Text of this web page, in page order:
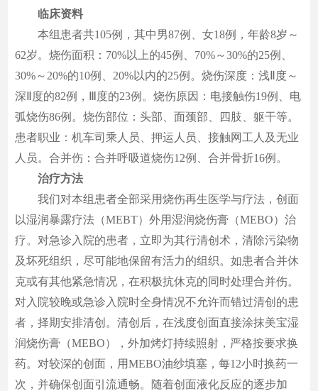
临床资料
本组患者共105例，其中男87例、女18例，年龄8岁～
62岁。烧伤面积：70%以上的45例、70%～30%的25例、
30%～20%的10例、20%以内的25例。烧伤深度：浅Ⅱ度～
深Ⅱ度的82例，Ⅲ度的23例。烧伤原因：电接触伤19例、电
弧烧伤86例。烧伤部位：头部、面颈部、四肢、躯干等。
患者职业：机车司乘人员、押运人员、接触网工人及无业
人员。合并伤：合并呼吸道烧伤12例、合并骨折16例。
治疗方法
我们对本组患者全部采用烧伤再生医学与疗法，创面
以湿润暴露疗法（MEBT）外用湿润烧伤膏（MEBO）治
疗。对急诊入院的患者，立即为其行清创术，清除污染物
及坏死组织，尽可能地保留有活力的组织。如患者合并休
克或有其他紧急情况，在积极抗休克的同时处理合并伤。
对入院较晚或急诊入院时全身情况不允许而错过清创的患
者，择期安排清创。清创后，在浅度创面直接涂抹美宝湿
润烧伤膏（MEBO），外加烤灯持续照射，严格按要求换
药。对较深的创面，用MEBO油纱填塞，每12小时换药一
次，并确保创面引流通畅。随着创面液化反应的逐步加